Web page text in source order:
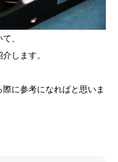
、
します。
に参考になればと思いま